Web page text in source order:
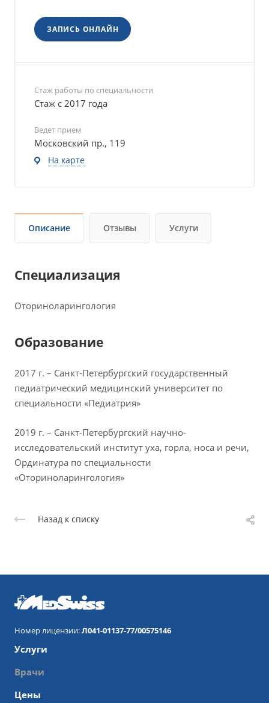
ЗАПИСЬ ОНЛАЙН
Стаж работы по специальности
Стаж с 2017 года
Ведет прием
Московский пр., 119
На карте
Описание Отзывы Услуги
Специализация
Оториноларингология
Образование
2017 г. – Санкт-Петербургский государственный
педиатрический медицинский университет по
специальности «Педиатрия»
2019 г. – Санкт-Петербургский научно-
исследовательский институт уха, горла, носа и речи,
Ординатура по специальности
«Оториноларингология»
Назад к списку
Номер лицензии:Л041-01137-77/00575146
Услуги
Врачи
Цены